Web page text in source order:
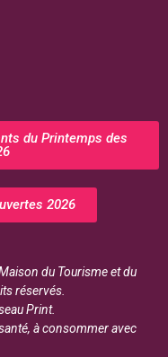
du Printemps des
2026
du Tourisme et du
réservés.
Print.
à consommer avec